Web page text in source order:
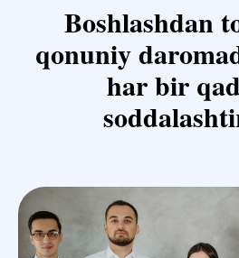
Boshlashdan
qonuniy
har bir